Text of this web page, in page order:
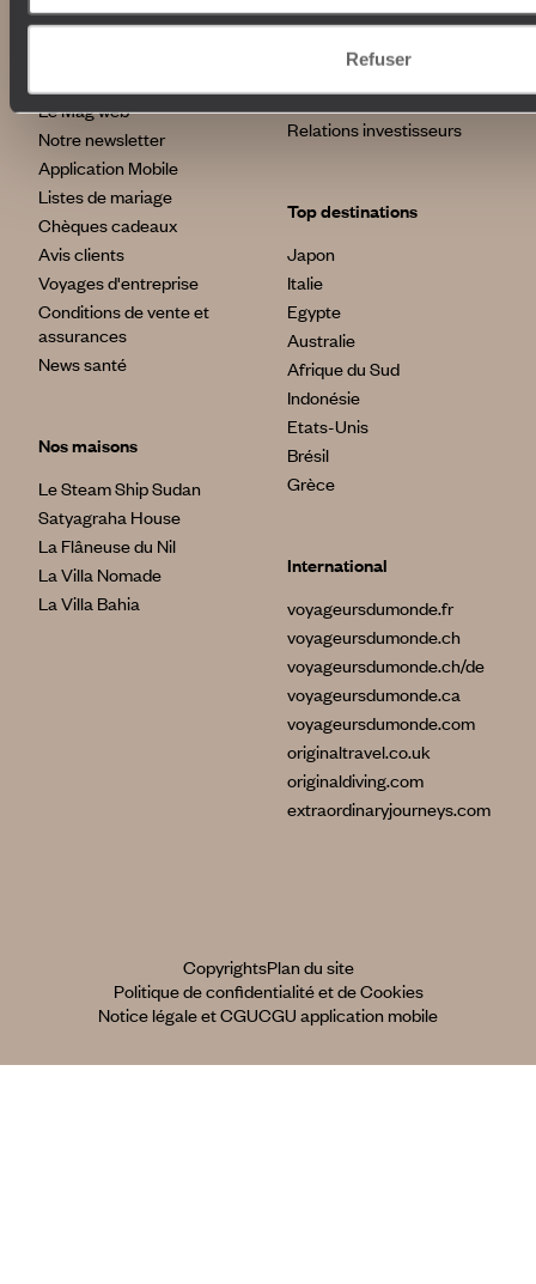
Refuser
Autour du voyage
Le Mag web
Notre newsletter
Application Mobile
Listes de mariage
Chèques cadeaux
Avis clients
Voyages d'entreprise
Conditions de vente et
assurances
News santé
Nos maisons
Le Steam Ship Sudan
Satyagraha House
La Flâneuse du Nil
La Villa Nomade
La Villa Bahia
Institutionnel
Fondation d'entreprise
Carrières
Relations investisseurs
Top destinations
Japon
Italie
Egypte
Australie
Afrique du Sud
Indonésie
Etats-Unis
Brésil
Grèce
International
voyageursdumonde.fr
voyageursdumonde.ch
voyageursdumonde.ch/de
voyageursdumonde.ca
voyageursdumonde.com
originaltravel.co.uk
originaldiving.com
extraordinaryjourneys.com
CopyrightsPlan du site
Politique de confidentialité et de Cookies
Notice légale et CGUCGU application mobile